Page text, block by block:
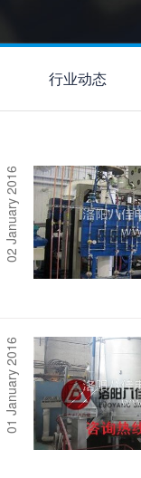
行业动态
02 January 2016
01 January 2016